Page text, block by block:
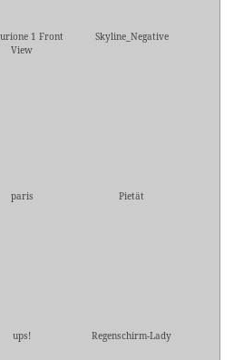
1 Front
View
Skyline_Negative
paris
Pietät
ups!
Regenschirm-Lady